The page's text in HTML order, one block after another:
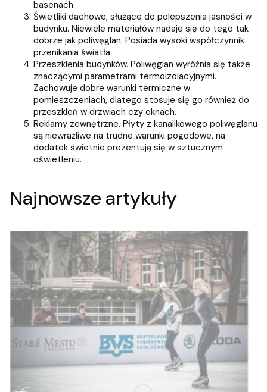
basenach.
Świetliki dachowe, służące do polepszenia jasności w
budynku. Niewiele materiałów nadaje się do tego tak
dobrze jak poliwęglan. Posiada wysoki współczynnik
przenikania światła.
Przeszklenia budynków. Poliwęglan wyróżnia się także
znaczącymi parametrami termoizolacyjnymi.
Zachowuje dobre warunki termiczne w
pomieszczeniach, dlatego stosuje się go również do
przeszkleń w drzwiach czy oknach.
Reklamy zewnętrzne. Płyty z kanalikowego poliwęglanu
są niewrażliwe na trudne warunki pogodowe, na
dodatek świetnie prezentują się w sztucznym
oświetleniu.
Najnowsze artykuły